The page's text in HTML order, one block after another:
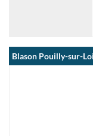
Blason Pouilly-sur-